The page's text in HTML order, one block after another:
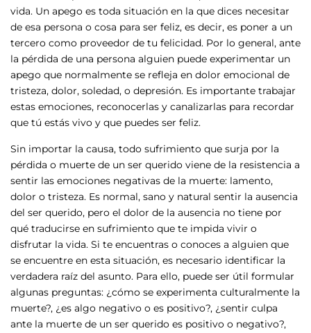
vida. Un apego es toda situación en la que dices necesitar
de esa persona o cosa para ser feliz, es decir, es poner a un
tercero como proveedor de tu felicidad. Por lo general, ante
la pérdida de una persona alguien puede experimentar un
apego que normalmente se refleja en dolor emocional de
tristeza, dolor, soledad, o depresión. Es importante trabajar
estas emociones, reconocerlas y canalizarlas para recordar
que tú estás vivo y que puedes ser feliz.
Sin importar la causa, todo sufrimiento que surja por la
pérdida o muerte de un ser querido viene de la resistencia a
sentir las emociones negativas de la muerte: lamento,
dolor o tristeza. Es normal, sano y natural sentir la ausencia
del ser querido, pero el dolor de la ausencia no tiene por
qué traducirse en sufrimiento que te impida vivir o
disfrutar la vida. Si te encuentras o conoces a alguien que
se encuentre en esta situación, es necesario identificar la
verdadera raíz del asunto. Para ello, puede ser útil formular
algunas preguntas: ¿cómo se experimenta culturalmente la
muerte?, ¿es algo negativo o es positivo?, ¿sentir culpa
ante la muerte de un ser querido es positivo o negativo?,